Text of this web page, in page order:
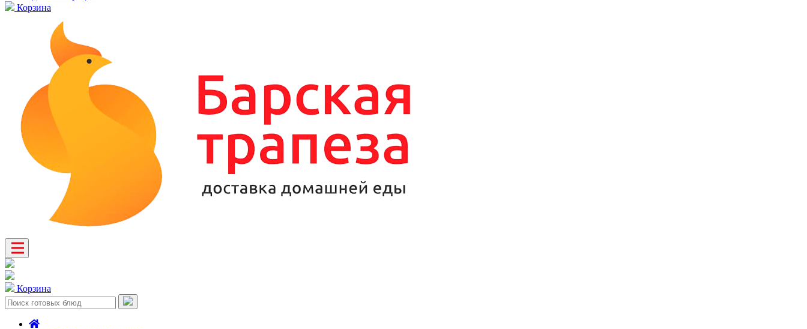
Корзина
Корзина